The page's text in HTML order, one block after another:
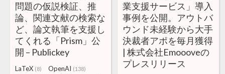
問題の仮説検証、推
論、関連文献の検索な
ど、論文執筆を支援し
てくれる「Prism」公
開 – Publickey
LaTeX (8) OpenAI (138)
業支援サービス」導入
事例を公開。アウトバ
ウンド未経験から大手
決裁者アポを毎月獲得
| 株式会社Emoooveの
プレスリリース